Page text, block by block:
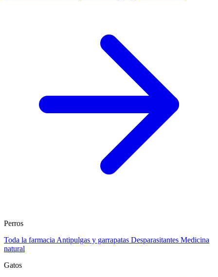
Perros
Toda la farmacia Antipulgas y garrapatas Desparasitantes Medicina
natural
Gatos